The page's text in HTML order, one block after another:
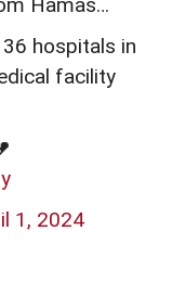
hospitals in
facility
1, 2024